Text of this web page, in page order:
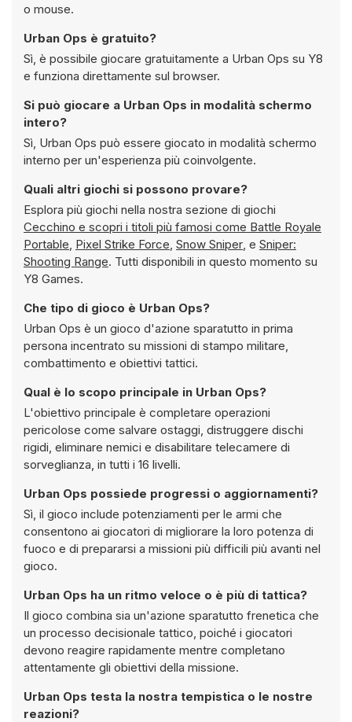
o mouse.
Urban Ops è gratuito?
Sì, è possibile giocare gratuitamente a Urban Ops su Y8
e funziona direttamente sul browser.
Si può giocare a Urban Ops in modalità schermo
intero?
Sì, Urban Ops può essere giocato in modalità schermo
interno per un'esperienza più coinvolgente.
Quali altri giochi si possono provare?
Esplora più giochi nella nostra sezione di giochi
Cecchino e scopri i titoli più famosi come Battle Royale
Portable, Pixel Strike Force, Snow Sniper, e Sniper:
Shooting Range. Tutti disponibili in questo momento su
Y8 Games.
Che tipo di gioco è Urban Ops?
Urban Ops è un gioco d'azione sparatutto in prima
persona incentrato su missioni di stampo militare,
combattimento e obiettivi tattici.
Qual è lo scopo principale in Urban Ops?
L'obiettivo principale è completare operazioni
pericolose come salvare ostaggi, distruggere dischi
rigidi, eliminare nemici e disabilitare telecamere di
sorveglianza, in tutti i 16 livelli.
Urban Ops possiede progressi o aggiornamenti?
Sì, il gioco include potenziamenti per le armi che
consentono ai giocatori di migliorare la loro potenza di
fuoco e di prepararsi a missioni più difficili più avanti nel
gioco.
Urban Ops ha un ritmo veloce o è più di tattica?
Il gioco combina sia un'azione sparatutto frenetica che
un processo decisionale tattico, poiché i giocatori
devono reagire rapidamente mentre completano
attentamente gli obiettivi della missione.
Urban Ops testa la nostra tempistica o le nostre
reazioni?